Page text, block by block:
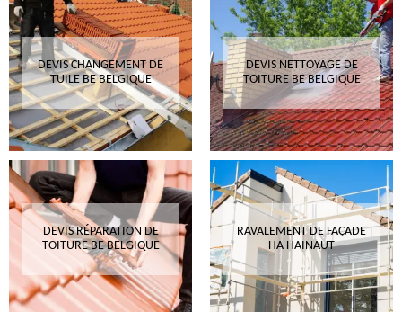
DEVIS CHANGEMENT DE
TUILE BE BELGIQUE
DEVIS NETTOYAGE DE
TOITURE BE BELGIQUE
DEVIS RÉPARATION DE
TOITURE BE BELGIQUE
RAVALEMENT DE FAÇADE
HA HAINAUT